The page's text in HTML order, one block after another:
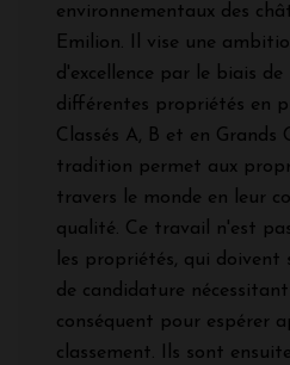
environnementaux des
Emilion. Il vise une
d'excellence par le biais
différentes propriétés en
Classés A, B et en Grands
tradition permet aux
travers le monde en leur
qualité. Ce travail n'est
les propriétés, qui doivent
de candidature
conséquent pour espérer
classement. Ils sont